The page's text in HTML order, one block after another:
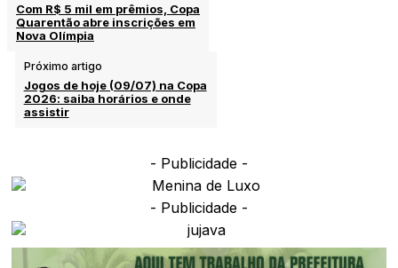
Com R$ 5 mil em prêmios, Copa
Quarentão abre inscrições em
Nova Olímpia
Próximo artigo
Jogos de hoje (09/07) na Copa
2026: saiba horários e onde
assistir
- Publicidade -
- Publicidade -